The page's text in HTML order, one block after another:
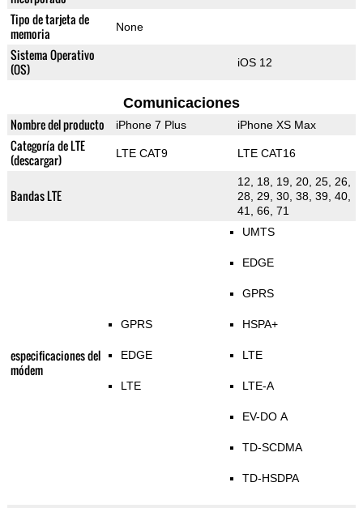
Tipo de tarjeta de
memoria
None
Sistema Operativo
(OS)
iOS 12
Comunicaciones
Nombre del producto iPhone 7 Plus iPhone XS Max
Categoría de LTE
(descargar)
LTE CAT9 LTE CAT16
Bandas LTE
12, 18, 19, 20, 25, 26,
28, 29, 30, 38, 39, 40,
41, 66, 71
especificaciones del
módem
GPRS
EDGE
LTE
UMTS
EDGE
GPRS
HSPA+
LTE
LTE-A
EV-DO A
TD-SCDMA
TD-HSDPA